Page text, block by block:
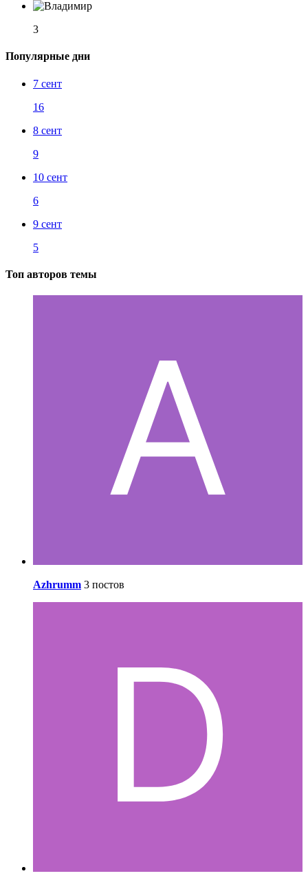
3
Популярные дни
7 сент
16
8 сент
9
10 сент
6
9 сент
5
Топ авторов темы
Azhrumm 3 постов